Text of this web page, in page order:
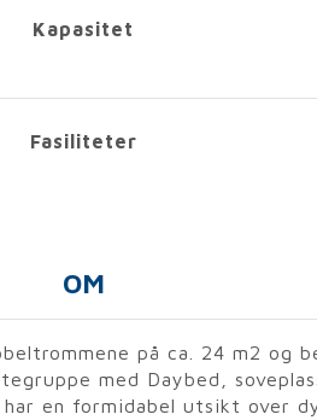
Kapasitet
Fasiliteter
OM
på ca. 24 m2 og
med Daybed,
har en formidabel utsikt over